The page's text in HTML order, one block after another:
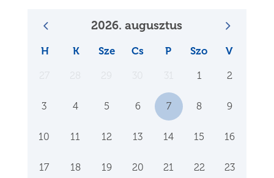
2026. augusztus
H K Sze Cs P Szo V
1 2
3 4 5 6 7 8 9
10 11 12 13 14 15 16
17 18 19 20 21 22 23